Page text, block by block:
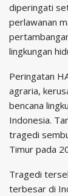
diperingati
perlawanan
lingkungan
Peringatan
agraria,
bencana
Indonesia.
tragedi
Timur pada
Tragedi
terbesar di